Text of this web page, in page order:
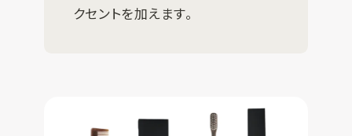
クセントを加えます。